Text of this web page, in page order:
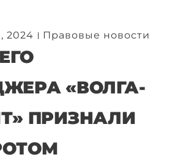
2024 Правовые новости
«ВОЛГА-
ПРИЗНАЛИ